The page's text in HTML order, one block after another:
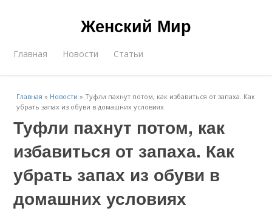
Женский Мир
Главная Новости Статьи
Главная » Новости »Туфли пахнут потом, как избавиться от запаха. Как
убрать запах из обуви в домашних условиях
Туфли пахнут потом, как
избавиться от запаха. Как
убрать запах из обуви в
домашних условиях